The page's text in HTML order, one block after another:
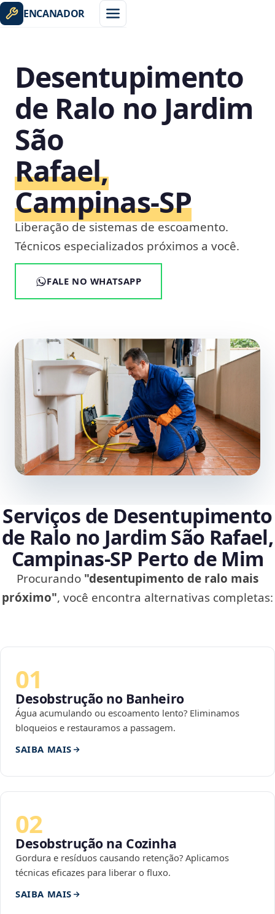
ENCANADOR
Desentupimento
de Ralo no Jardim
São
Rafael,
Campinas‑SP
Liberação de sistemas de escoamento.
Técnicos especializados próximos a você.
FALE NO WHATSAPP
Serviços de Desentupimento
de Ralo no Jardim São Rafael,
Campinas‑SP Perto de Mim
Procurando "desentupimento de ralo mais
próximo", você encontra alternativas completas:
01
Desobstrução no Banheiro
Água acumulando ou escoamento lento? Eliminamos
bloqueios e restauramos a passagem.
SAIBA MAIS
02
Desobstrução na Cozinha
Gordura e resíduos causando retenção? Aplicamos
técnicas eficazes para liberar o fluxo.
SAIBA MAIS